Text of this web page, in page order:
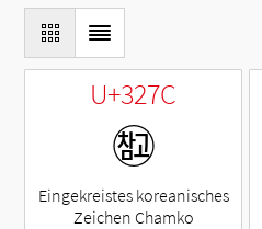
U+327C
㉼
Eingekreistes koreanisches
Zeichen Chamko